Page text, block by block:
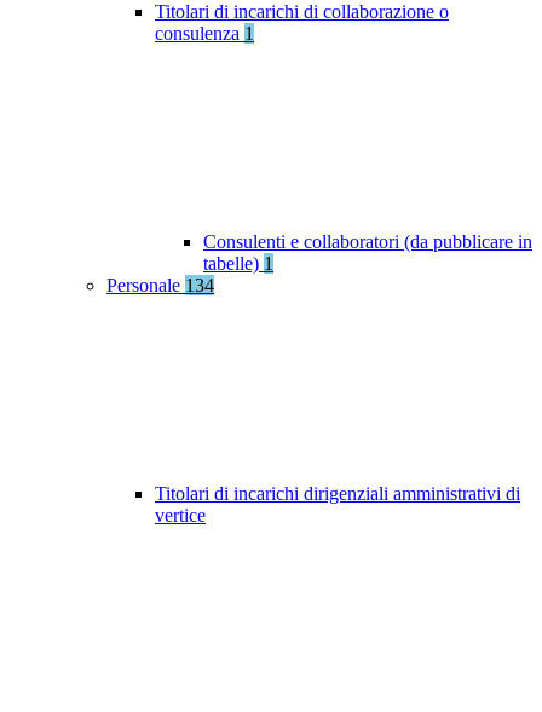
Titolari di incarichi di collaborazione o
consulenza 1
Consulenti e collaboratori (da pubblicare in
tabelle) 1
Personale 134
Titolari di incarichi dirigenziali amministrativi di
vertice